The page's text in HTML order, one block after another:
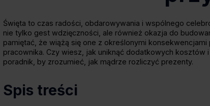
Święta to czas radości, obdarowywania i wspólnego
nie tylko gest wdzięczności, ale również okazja do
pamiętać, że wiążą się one z określonymi
pracownika. Czy wiesz, jak uniknąć dodatkowych
poradnik, by zrozumieć, jak mądrze rozliczyć prezenty.
Spis treści